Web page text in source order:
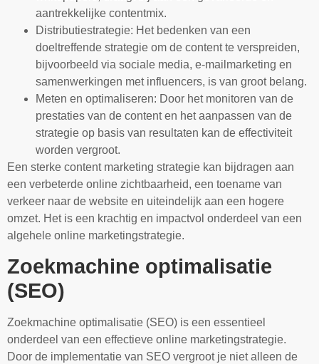
aantrekkelijke contentmix.
Distributiestrategie: Het bedenken van een
doeltreffende strategie om de content te verspreiden,
bijvoorbeeld via sociale media, e-mailmarketing en
samenwerkingen met influencers, is van groot belang.
Meten en optimaliseren: Door het monitoren van de
prestaties van de content en het aanpassen van de
strategie op basis van resultaten kan de effectiviteit
worden vergroot.
Een sterke content marketing strategie kan bijdragen aan
een verbeterde online zichtbaarheid, een toename van
verkeer naar de website en uiteindelijk aan een hogere
omzet. Het is een krachtig en impactvol onderdeel van een
algehele online marketingstrategie.
Zoekmachine optimalisatie
(SEO)
Zoekmachine optimalisatie (SEO) is een essentieel
onderdeel van een effectieve online marketingstrategie.
Door de implementatie van SEO vergroot je niet alleen de